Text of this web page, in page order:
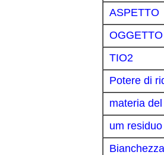
ASPETTO
OGGETTO
TIO2
Potere di
materia
um